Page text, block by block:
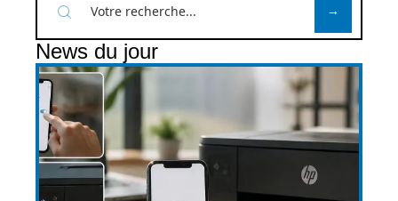
News du jour